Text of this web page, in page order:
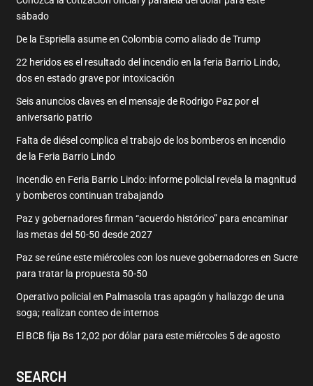
sábado
De la Espriella asume en Colombia como aliado de Trump
22 heridos es el resultado del incendio en la feria Barrio Lindo,
dos en estado grave por intoxicación
Seis anuncios claves en el mensaje de Rodrigo Paz por el
aniversario patrio
Falta de diésel complica el trabajo de los bomberos en incendio
de la Feria Barrio Lindo
Incendio en Feria Barrio Lindo: informe policial revela la magnitud
y bomberos continuan trabajando
Paz y gobernadores firman “acuerdo histórico” para encaminar
las metas del 50-50 desde 2027
Paz se reúne este miércoles con los nueve gobernadores en Sucre
para tratar la propuesta 50-50
Operativo policial en Palmasola tras apagón y hallazgo de una
soga; realizan conteo de internos
El BCB fija Bs 12,02 por dólar para este miércoles 5 de agosto
SEARCH